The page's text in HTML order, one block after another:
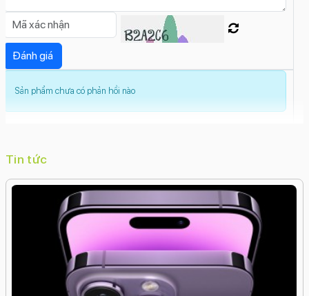
(Panorama)Smart HDR 4Quay video
ProResQuay chậm (Slow Motion)Live
Thực hiện cuộc gọi:
Nghe gọi qua FaceTime
Wifi:Wi-Fi 6EMIMODual-band
GPS:
iBeaconGPS
Bluetooth:v5.3
Cổng kết nối/sạc:Type-C
Sản phẩm chưa có phản hồi nào
Tin tức